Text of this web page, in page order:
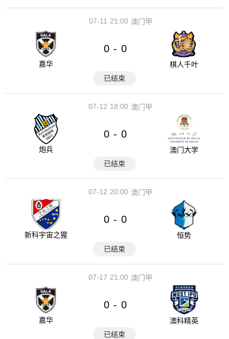
21:00
07-11 澳门甲
嘉华
0 - 0
棋人千叶
已结束
18:00
07-12 澳门甲
炮兵
0 - 0
澳门大学
已结束
20:00
07-12 澳门甲
新科宇宙之猩
0 - 0
恒势
已结束
21:00
07-17 澳门甲
嘉华
0 - 0
澳科精英
已结束